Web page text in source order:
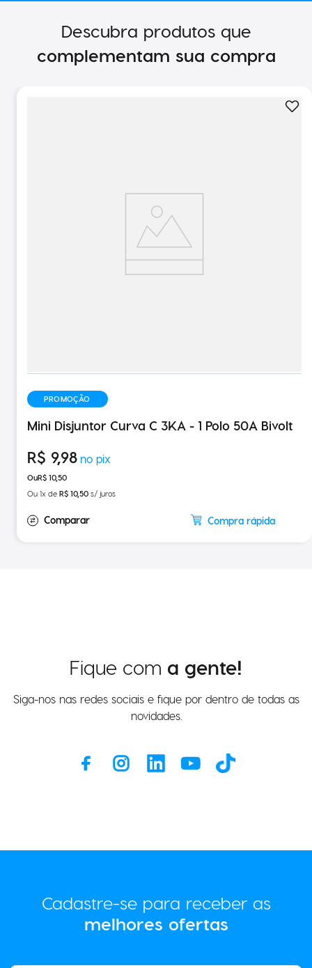
Descubra produtos que
complementam sua compra
PROMOÇÃO
Mini Disjuntor Curva C 3KA - 1 Polo 50A Bivolt
R$ 9,98
R$ 10,50
Ou 1x de R$ 10,50s/ juros
Compra rápida
Fique com a gente!
Siga-nos nas redes sociais e fique por dentro de todas as
novidades.
Cadastre-se para receber as
melhores ofertas